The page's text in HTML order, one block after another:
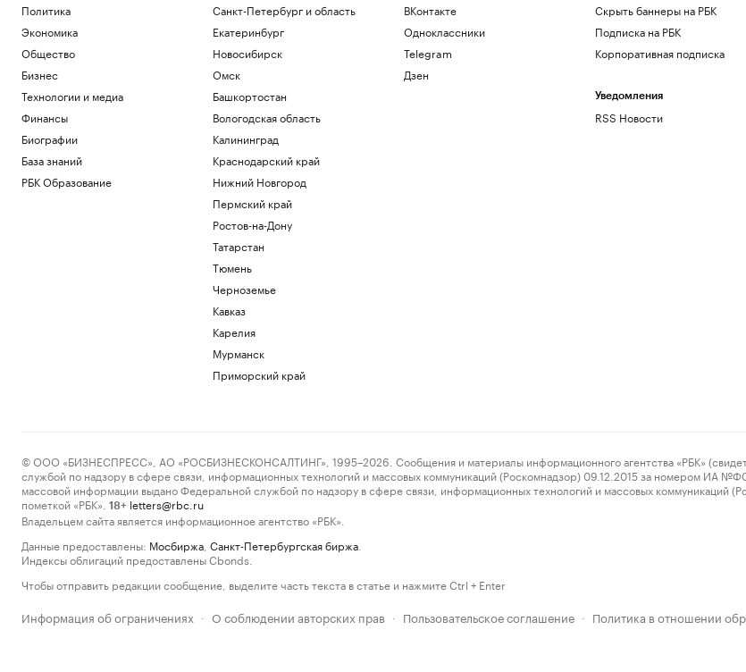
Политика
Экономика
Общество
Бизнес
Технологии и медиа
Финансы
Биографии
База знаний
РБК Образование
Санкт-Петербург и область
Екатеринбург
Новосибирск
Омск
Башкортостан
Вологодская область
Калининград
Краснодарский край
Нижний Новгород
Пермский край
Ростов-на-Дону
Татарстан
Тюмень
Черноземье
Кавказ
Карелия
Мурманск
Приморский край
ВКонтакте
Одноклассники
Telegram
Дзен
Скрыть баннеры на РБК
Подписка на РБК
Корпоративная подписка
Уведомления
RSS Новости
© ООО «БИЗНЕСПРЕСС», АО «РОСБИЗНЕСКОНСАЛТИНГ», 1995–2026. Сообщения и материалы информационного агентства «РБК»
службой по надзору в сфере связи, информационных технологий и массовых коммуникаций (Роскомнадзор) 09.12.2015 за номером ИА
массовой информации выдано Федеральной службой по надзору в сфере связи, информационных технологий и массовых
пометкой «РБК».
18+ letters@rbc.ru
Владельцем сайта является информационное агентство «РБК».
Данные предоставлены: Мосбиржа Санкт-Петербургская биржа
Индексы облигаций предоставлены Cbonds.
Чтобы отправить редакции сообщение, выделите часть текста в статье и нажмите Ctrl + Enter
Информация об ограничениях · О соблюдении авторских прав · Пользовательское соглашение · Политика в отношении